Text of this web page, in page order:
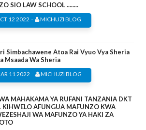
SIO LAW SCHOOL ........
12 2022 - MICHUZI BLOG
Simbachawene Atoa Rai Vyuo Vya Sheria
Msaada Wa Sheria
11 2022 - MICHUZI BLOG
MAHAKAMA YA RUFANI TANZANIA DKT
KIHWELO AFUNGUA MAFUNZO KWA
WA MAFUNZO YA HAKI ZA